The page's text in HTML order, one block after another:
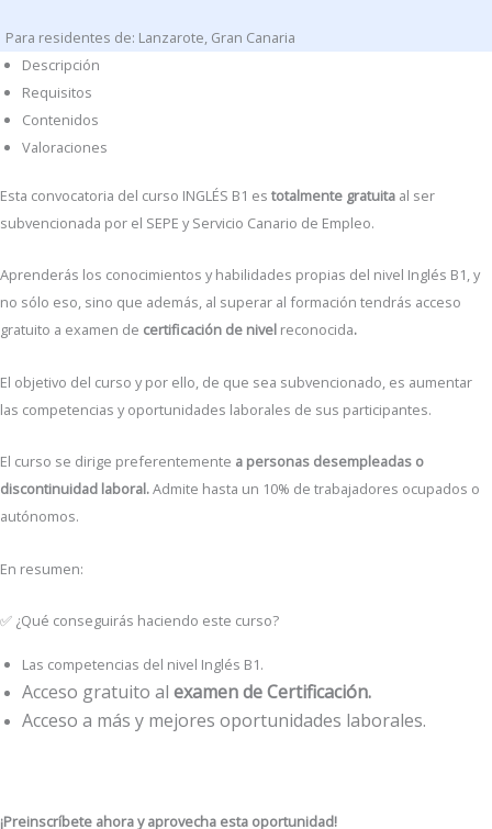
Para residentes de: Lanzarote, Gran Canaria
Descripción
Requisitos
Contenidos
Valoraciones
Esta convocatoria del curso INGLÉS B1 es totalmente gratuita al ser
subvencionada por el SEPE y Servicio Canario de Empleo.
Aprenderás los conocimientos y habilidades propias del nivel Inglés B1, y
no sólo eso, sino que además, al superar al formación tendrás acceso
gratuito a examen de certificación de nivel reconocida.
El objetivo del curso y por ello, de que sea subvencionado, es aumentar
las competencias y oportunidades laborales de sus participantes.
El curso se dirige preferentemente a personas desempleadas o
discontinuidad laboral.Admite hasta un 10% de trabajadores ocupados o
autónomos.
En resumen:
✅ ¿Qué conseguirás haciendo este curso?
Las competencias del nivel Inglés B1.
Acceso gratuito al examen de Certificación.
Acceso a más y mejores oportunidades laborales.
¡Preinscríbete ahora y aprovecha esta oportunidad!